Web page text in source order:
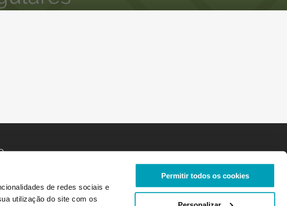
de redes sociais e
utilização do site com os
Permitir todos os cookies